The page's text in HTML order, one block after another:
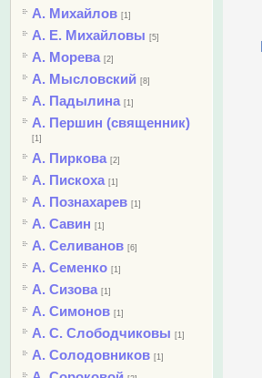
А. Михайлов [1]
А. Е. Михайловы [5]
А. Морева [2]
А. Мысловский [8]
А. Падылина [1]
А. Першин (священник)
[1]
А. Пиркова [2]
А. Пискоха [1]
А. Познахарев [1]
А. Савин [1]
А. Селиванов [6]
А. Семенко [1]
А. Сизова [1]
А. Симонов [1]
А. С. Слободчиковы [1]
А. Солодовников [1]